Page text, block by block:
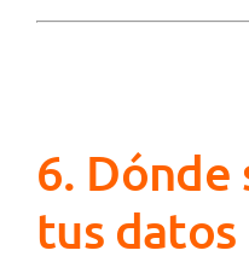
6. Dónde
tus datos